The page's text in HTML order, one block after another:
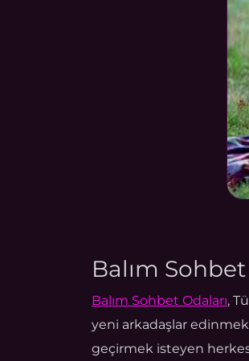
Balım
Balım Sohbet Odaları,
yeni arkadaşlar
geçirmek isteyen